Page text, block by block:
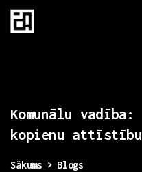
Komunālu vadība:
kopienu attīstību
Sākums
Blogs